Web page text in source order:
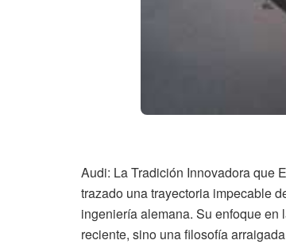
Audi: La Tradición Innovadora que
trazado una trayectoria impecable
ingeniería alemana. Su enfoque en
reciente, sino una filosofía